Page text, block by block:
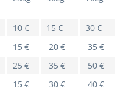
10 € 15 €
30 €
15 € 20 €
35 €
25 € 35 €
50 €
15 € 30 €
40 €